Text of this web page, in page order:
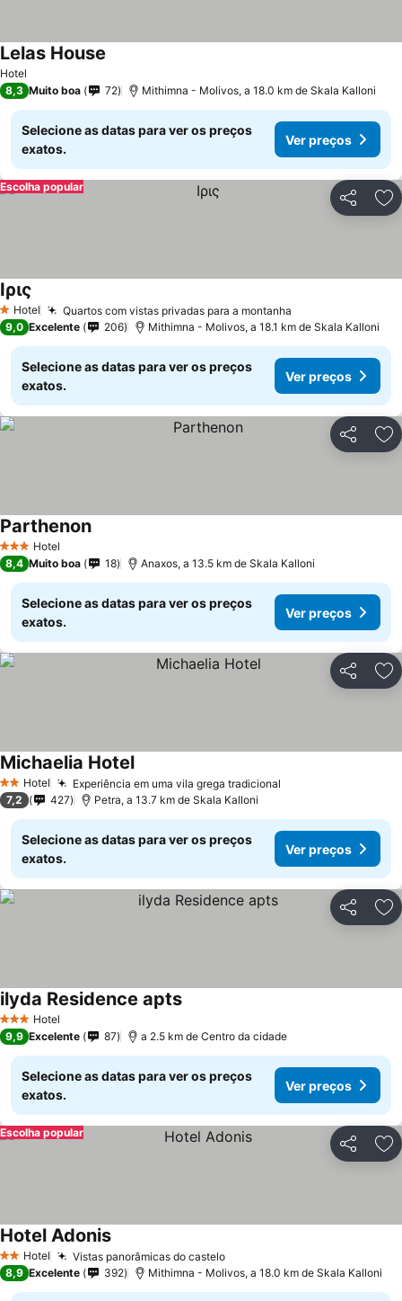
Hotel
Lelas House
8,3 Muito boa 72 Mithimna - Molivos, a 18.0 km de Skala Kalloni
Selecione as datas para ver os preços
exatos.
Ver preços
Partilhar
Escolha popular
1 Estrelas
Hotel Quartos com vistas privadas para a montanha
Ιρις
9,0 Excelente 206 Mithimna - Molivos, a 18.1 km de Skala Kalloni
Selecione as datas para ver os preços
exatos.
Ver preços
Partilhar
3 EstrelasHotel
Parthenon
8,4 Muito boa 18 Anaxos, a 13.5 km de Skala Kalloni
Selecione as datas para ver os preços
exatos.
Ver preços
Partilhar
2 Estrelas
Hotel Experiência em uma vila grega tradicional
Michaelia Hotel
7,2 427 Petra, a 13.7 km de Skala Kalloni
Selecione as datas para ver os preços
exatos.
Ver preços
Partilhar
3 EstrelasHotel
ilyda Residence apts
9,9 Excelente 87 a 2.5 km de Centro da cidade
Selecione as datas para ver os preços
exatos.
Ver preços
Partilhar
Escolha popular
2 Estrelas
Hotel Vistas panorâmicas do castelo
Hotel Adonis
8,9 Excelente 392 Mithimna - Molivos, a 18.0 km de Skala Kalloni